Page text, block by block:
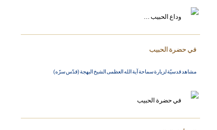
في حضرة الحبيب
مشاهد قدسيّة لزيارة سماحة آية الله العظمى الشيخ البهجة (قدّس سرّه)